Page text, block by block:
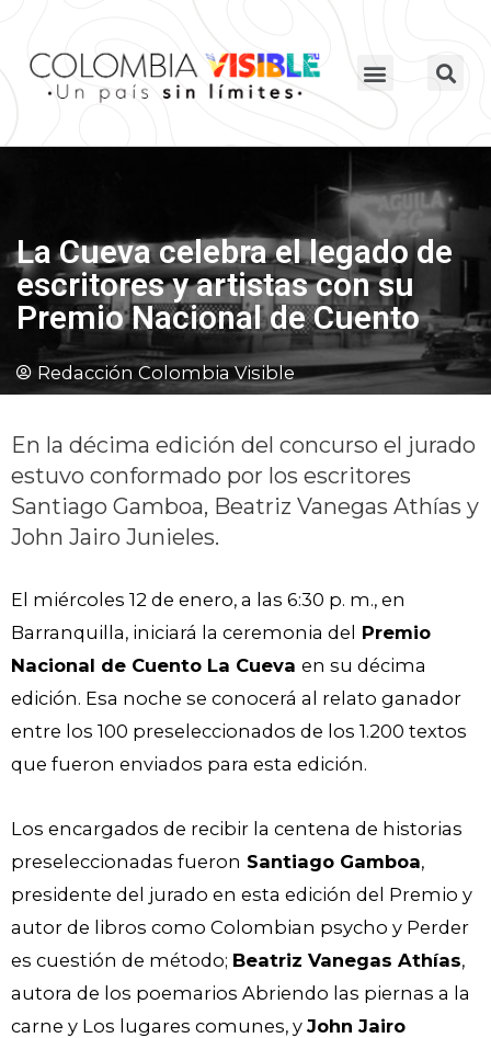
La Cueva celebra el legado de
escritores y artistas con su
Premio Nacional de Cuento
Redacción Colombia Visible
En la décima edición del concurso el jurado
estuvo conformado por los escritores
Santiago Gamboa, Beatriz Vanegas Athías y
John Jairo Junieles.
El miércoles 12 de enero, a las 6:30 p. m., en
Barranquilla, iniciará la ceremonia del Premio
Nacional de Cuento La Cueva en su décima
edición. Esa noche se conocerá al relato ganador
entre los 100 preseleccionados de los 1.200 textos
que fueron enviados para esta edición.
Los encargados de recibir la centena de historias
preseleccionadas fueron Santiago Gamboa,
presidente del jurado en esta edición del Premio y
autor de libros como Colombian psycho y Perder
es cuestión de método; Beatriz Vanegas Athías,
autora de los poemarios Abriendo las piernas a la
carne y Los lugares comunes, y John Jairo